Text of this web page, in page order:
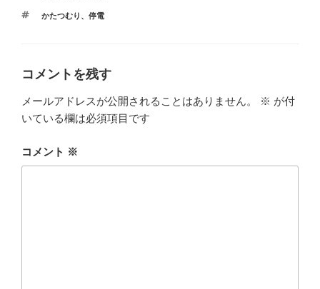
ゴ
タ
かたつむり 、 停電
コメントを残す
メールアドレスが公開されることはありません。 ※ が付
いている欄は必須項目です
コメント ※